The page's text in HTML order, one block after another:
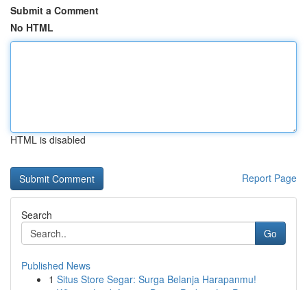
Submit a Comment
No HTML
HTML is disabled
Report Page
Search
Go
Published News
1 Situs Store Segar: Surga Belanja Harapanmu!